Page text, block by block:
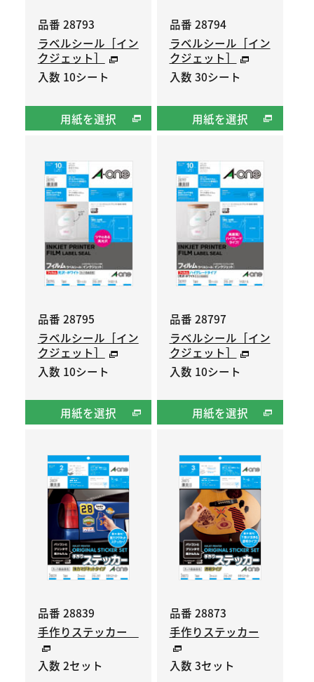
品番 28793
ラベルシール［イン
クジェット］
入数 10シート
用紙を選択
品番 28794
ラベルシール［イン
クジェット］
入数 30シート
用紙を選択
品番 28795
ラベルシール［イン
クジェット］
入数 10シート
用紙を選択
品番 28797
ラベルシール［イン
クジェット］
入数 10シート
用紙を選択
品番 28839
手作りステッカー
入数 2セット
品番 28873
手作りステッカー
入数 3セット